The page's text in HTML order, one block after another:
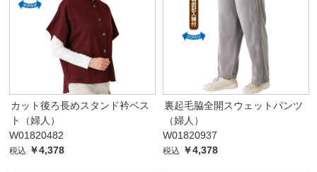
カット後ろ長めスタンド衿ベス
ト（婦人）
W01820482
税込 ￥4,378
裏起毛脇全開スウェットパンツ
（婦人）
W01820937
税込 ￥4,378